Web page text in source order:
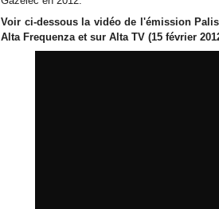
Voir ci-dessous la vidéo de l'émission
Alta Frequenza et sur Alta TV (15 février